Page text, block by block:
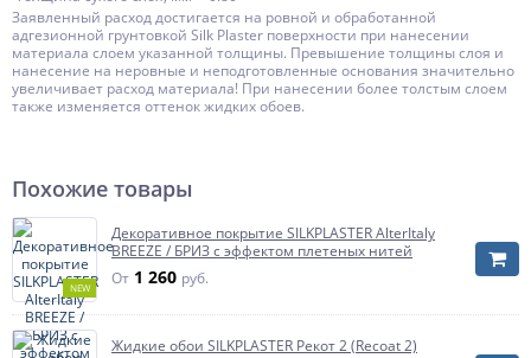
Заявленный расход достигается на ровной и обработанной
адгезионной грунтовкой Silk Plaster поверхности при нанесении
материала слоем указанной толщины. Превышение толщины слоя и
нанесение на неровные и неподготовленные основания значительно
увеличивает расход материала! При нанесении более толстым слоем
также изменяется оттенок жидких обоев.
Похожие товары
NEW
Декоративное покрытие SILKPLASTER AlterItaly
BREEZE / БРИЗ с эффектом плетеных нитей
От 1 260 руб.
Жидкие обои SILKPLASTER Рекот 2 (Recoat 2)